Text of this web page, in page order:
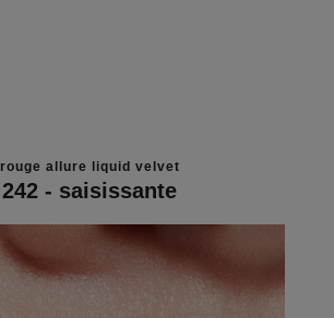
rouge allure liquid velvet
242 - saisissante